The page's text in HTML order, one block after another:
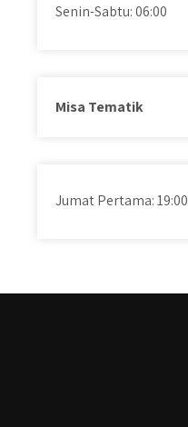
Senin-Sabtu: 06:00
Misa Tematik
Jumat Pertama: 19:00